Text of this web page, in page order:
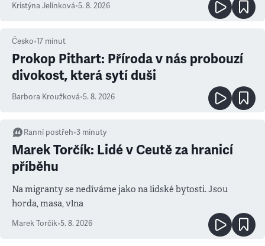
Kristýna Jelínková•5. 8. 2026
Česko•17 minut
Prokop Pithart: Příroda v nás probouzí
divokost, která sytí duši
Barbora Kroužková•5. 8. 2026
Ranní postřeh•3 minuty
Marek Torčík: Lidé v Ceutě za hranicí
příběhu
Na migranty se nedíváme jako na lidské bytosti. Jsou
horda, masa, vlna
Marek Torčík•5. 8. 2026